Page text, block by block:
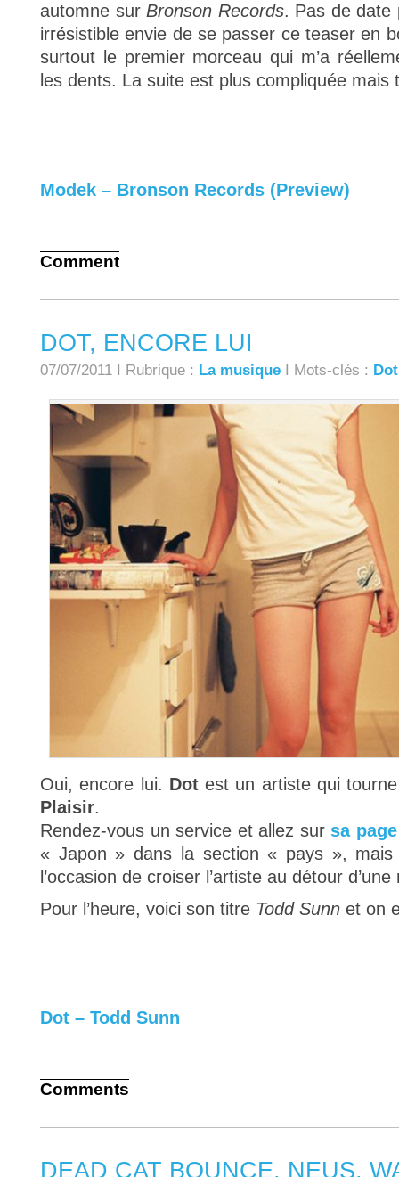
automne sur Bronson Records. Pas de date
irrésistible envie de se passer ce teaser en
surtout le premier morceau qui m’a
les dents. La suite est plus compliquée mais
Modek – Bronson Records (Preview)
Comment
DOT, ENCORE LUI
07/07/2011 I Rubrique : La musique I Mots-clés : Dot
Oui, encore lui. Dotest un artiste qui
Plaisir.
Rendez-vous un service et allez sur sa
« Japon » dans la section « pays », mais
l’occasion de croiser l’artiste au détour d’une
Pour l’heure, voici son titre Todd Sunn et on
Dot – Todd Sunn
Comments
DEAD CAT BOUNCE, NEUS,